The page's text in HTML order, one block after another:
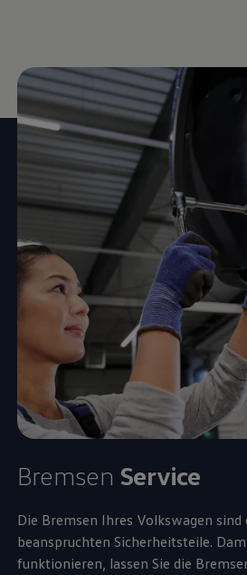
Bremsen Service
Die Bremsen Ihres Volkswagen sind
beanspruchten Sicherheitsteile.
funktionieren, lassen Sie die